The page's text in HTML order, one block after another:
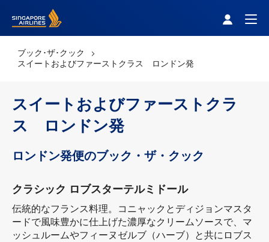
ブック･ザ･クック
スイートおよびファーストクラス ロンドン発
スイートおよびファーストクラ
ス ロンドン発
ロンドン発便のブック・ザ・クック
クラシック ロブスターテルミドール
伝統的なフランス料理。コニャックとディジョンマスタ
ードで風味豊かに仕上げた濃厚なクリームソースで、マ
ッシュルームやフィーヌゼルブ（ハーブ）と共にロブス